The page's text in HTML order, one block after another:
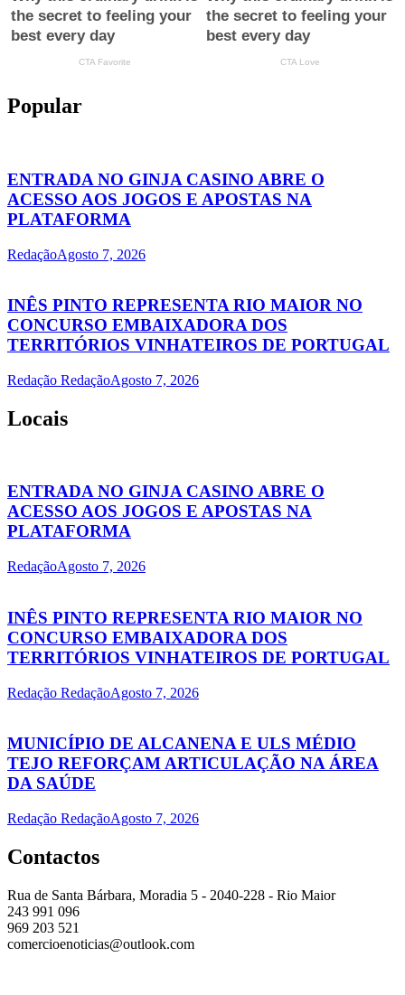
Popular
ENTRADA NO GINJA CASINO ABRE O
ACESSO AOS JOGOS E APOSTAS NA
PLATAFORMA
RedaçãoAgosto 7, 2026
INÊS PINTO REPRESENTA RIO MAIOR NO
CONCURSO EMBAIXADORA DOS
TERRITÓRIOS VINHATEIROS DE PORTUGAL
Redação RedaçãoAgosto 7, 2026
Locais
ENTRADA NO GINJA CASINO ABRE O
ACESSO AOS JOGOS E APOSTAS NA
PLATAFORMA
RedaçãoAgosto 7, 2026
INÊS PINTO REPRESENTA RIO MAIOR NO
CONCURSO EMBAIXADORA DOS
TERRITÓRIOS VINHATEIROS DE PORTUGAL
Redação RedaçãoAgosto 7, 2026
MUNICÍPIO DE ALCANENA E ULS MÉDIO
TEJO REFORÇAM ARTICULAÇÃO NA ÁREA
DA SAÚDE
Redação RedaçãoAgosto 7, 2026
Contactos
Rua de Santa Bárbara, Moradia 5 - 2040-228 - Rio Maior
243 991 096
969 203 521
comercioenoticias@outlook.com